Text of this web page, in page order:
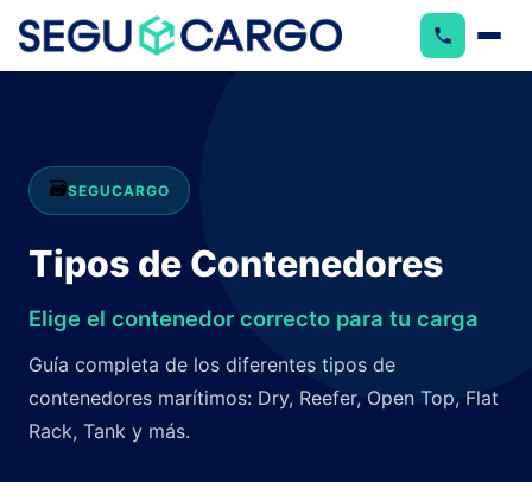
🗃️SEGUCARGO
Tipos de Contenedores
Elige el contenedor correcto para tu carga
Guía completa de los diferentes tipos de
contenedores marítimos: Dry, Reefer, Open Top, Flat
Rack, Tank y más.